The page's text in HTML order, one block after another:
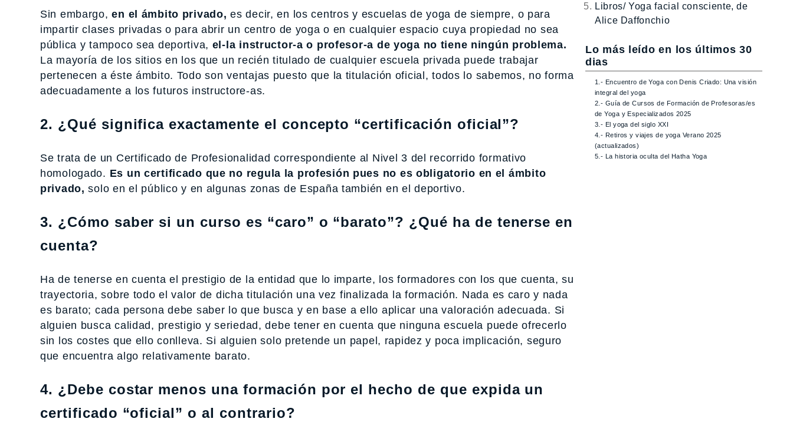
Sin embargo, en el ámbito privado, es decir, en los centros y escuelas de yoga de siempre, o para
impartir clases privadas o para abrir un centro de yoga o en cualquier espacio cuya propiedad no sea
pública y tampoco sea deportiva, el-la instructor-a o profesor-a de yoga no tiene ningún problema.
La mayoría de los sitios en los que un recién titulado de cualquier escuela privada puede trabajar
pertenecen a éste ámbito. Todo son ventajas puesto que la titulación oficial, todos lo sabemos, no forma
adecuadamente a los futuros instructore-as.
2. ¿Qué significa exactamente el concepto “certificación oficial”?
Se trata de un Certificado de Profesionalidad correspondiente al Nivel 3 del recorrido formativo
homologado. Es un certificado que no regula la profesión pues no es obligatorio en el ámbito
privado, solo en el público y en algunas zonas de España también en el deportivo.
3. ¿Cómo saber si un curso es “caro” o “barato”? ¿Qué ha de tenerse en
cuenta?
Ha de tenerse en cuenta el prestigio de la entidad que lo imparte, los formadores con los que cuenta, su
trayectoria, sobre todo el valor de dicha titulación una vez finalizada la formación. Nada es caro y nada
es barato; cada persona debe saber lo que busca y en base a ello aplicar una valoración adecuada. Si
alguien busca calidad, prestigio y seriedad, debe tener en cuenta que ninguna escuela puede ofrecerlo
sin los costes que ello conlleva. Si alguien solo pretende un papel, rapidez y poca implicación, seguro
que encuentra algo relativamente barato.
4. ¿Debe costar menos una formación por el hecho de que expida un
certificado “oficial” o al contrario?
Libros/ Yoga facial consciente, de
Alice Daffonchio
Lo más leído en los últimos 30
dias
1.- Encuentro de Yoga con Denis Criado: Una visión
integral del yoga
2.- Guía de Cursos de Formación de Profesoras/es
de Yoga y Especializados 2025
3.- El yoga del siglo XXI
4.- Retiros y viajes de yoga Verano 2025
(actualizados)
5.- La historia oculta del Hatha Yoga